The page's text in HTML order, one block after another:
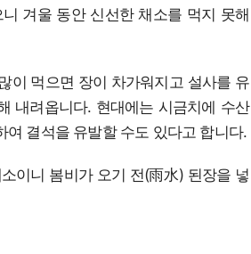
겨울 동안 신선한 채소를 먹지 못해
이 먹으면 장이 차가워지고 설사를 유
내려옵니다. 현대에는 시금치에 수산
결석을 유발할 수도 있다고 합니다.
이니 봄비가 오기 전(雨水) 된장을 넣